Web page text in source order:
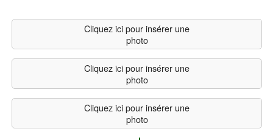
Cliquez ici pour insérer une
photo
Cliquez ici pour insérer une
photo
Cliquez ici pour insérer une
photo